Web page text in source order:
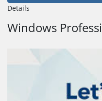
Details
Windows